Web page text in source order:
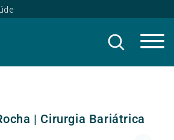
| Cirurgia Bariátrica